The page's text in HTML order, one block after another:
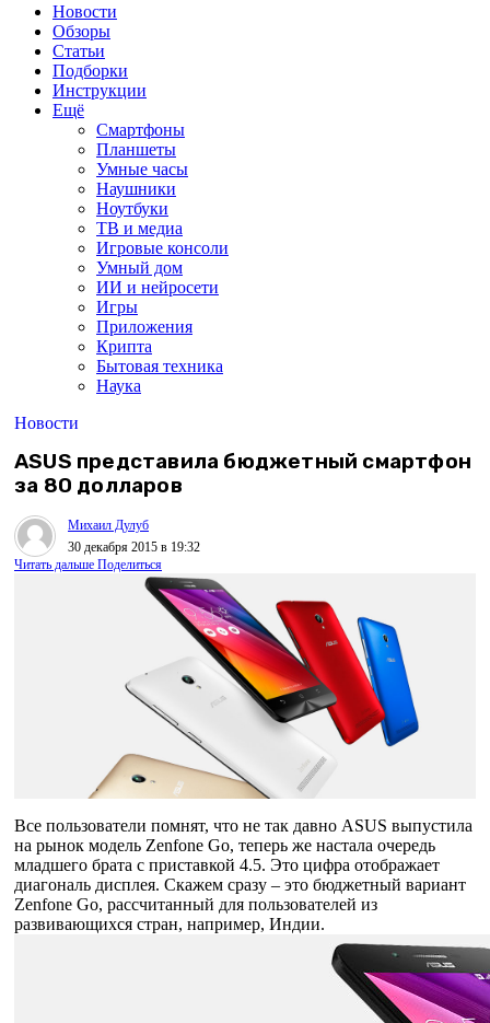
Новости
Обзоры
Статьи
Подборки
Инструкции
Ещё
Смартфоны
Планшеты
Умные часы
Наушники
Ноутбуки
ТВ и медиа
Игровые консоли
Умный дом
ИИ и нейросети
Игры
Приложения
Крипта
Бытовая техника
Наука
Новости
ASUS представила бюджетный смартфон
за 80 долларов
Михаил Дулуб
30 декабря 2015 в 19:32
Читать дальше Поделиться
Все пользователи помнят, что не так давно ASUS выпустила
на рынок модель Zenfone Go, теперь же настала очередь
младшего брата с приставкой 4.5. Это цифра отображает
диагональ дисплея. Скажем сразу – это бюджетный вариант
Zenfone Go, рассчитанный для пользователей из
развивающихся стран, например, Индии.